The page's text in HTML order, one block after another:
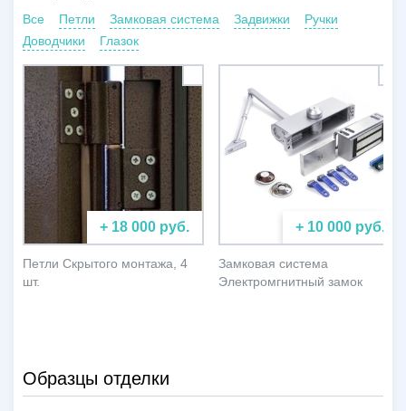
Все
Петли Замковая система Задвижки
Ручки
Доводчики
Глазок
+ 18 000 руб.
Петли Скрытого монтажа, 4
шт.
+ 10 000 руб.
Замковая система
Электромгнитный замок
Образцы отделки